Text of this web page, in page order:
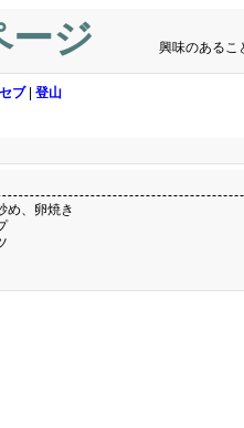
ージ 興味のあるこ
セブ| 登山
め、卵焼き